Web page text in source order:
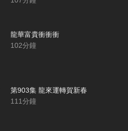
龍華富貴衝衝衝
102分鐘
第903集 龍來運轉賀新春
111分鐘